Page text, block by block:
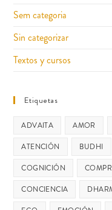
Sem categoria
Sin categorizar
Textos y cursos
Etiquetas
ADVAITA AMOR
ATENCIÓN
BUDHI
COGNICIÓN
CONCIENCIA